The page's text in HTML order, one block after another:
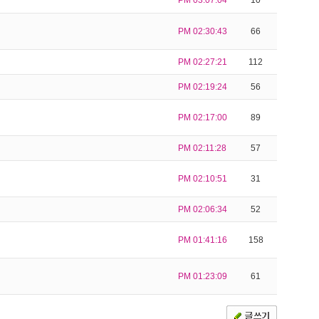
PM 02:30:43 66
PM 02:27:21 112
PM 02:19:24 56
PM 02:17:00 89
PM 02:11:28 57
PM 02:10:51 31
PM 02:06:34 52
PM 01:41:16 158
PM 01:23:09 61